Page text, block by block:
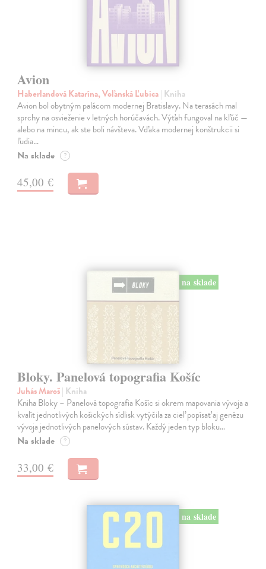
Avion
Haberlandová Katarína, Voľanská Ľubica| Kniha
Avion bol obytným palácom modernej Bratislavy. Na terasách mal
sprchy na osvieženie v letných horúčavách. Výťah fungoval na kľúč —
alebo na mincu, ak ste boli návšteva. Vďaka modernej konštrukcii si
ľudia…
Na sklade ?
45,00 €
na sklade
Bloky. Panelová topografia Košíc
Juhás Maroš| Kniha
Kniha Bloky – Panelová topografia Košíc si okrem mapovania vývoja a
kvalít jednotlivých košických sídlisk vytýčila za cieľ popísať aj genézu
vývoja jednotlivých panelových sústav. Každý jeden typ bloku…
Na sklade ?
33,00 €
na sklade